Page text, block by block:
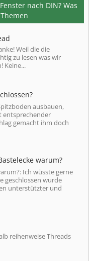
nach DIN? Was
Weil die die
zu lesen was wir
Keine...
ausbauen,
entsprechender
gemacht ihm doch
warum?
Ich wüsste gerne
geschlossen wurde
unterstützter und
reihenweise Threads